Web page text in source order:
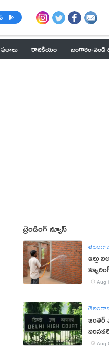
రాజకీయం బంగారం-వెండి
ట్రెండింగ్ న్యూస్
ఇల్లు
Aug
జంతర్
Aug